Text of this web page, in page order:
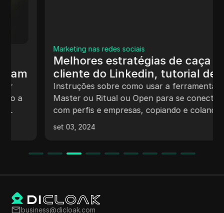
Marketing nas redes sociais
Melhores estratégias de caça ao
cliente do Linkedin, tutorial de
freelancer do Linkedin #linkedin
#linkedinfreelancing
Instruções sobre como usar a ferramenta Fit
Master ou Ritual ou Open para se conectar
com perfis e empresas, copiando e colando
links e clicando em várias opções de
candidaturas a empregos.
set 03, 2024
business@dicloak.com